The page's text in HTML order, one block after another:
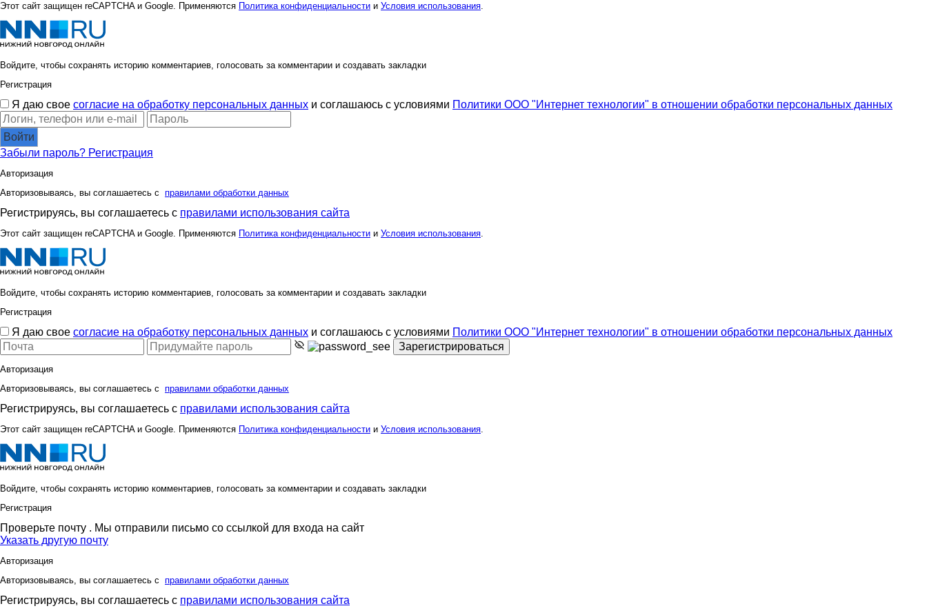
Этот сайт защищен reCAPTCHA и Google. Применяются Политика конфиденциальности и Условия использования.
Войдите, чтобы сохранять историю комментариев, голосовать за комментарии и создавать закладки
Регистрация
Я даю свое согласие на обработку персональных данных и соглашаюсь с условиями Политики ООО "Интернет технологии" в отношении обработки персональных данных
Войти
Забыли пароль? Регистрация
Авторизация
Авторизовываясь, вы соглашаетесь с правилами обработки данных
Регистрируясь, вы соглашаетесь с правилами использования сайта
Этот сайт защищен reCAPTCHA и Google. Применяются Политика конфиденциальности и Условия использования.
Войдите, чтобы сохранять историю комментариев, голосовать за комментарии и создавать закладки
Регистрация
Я даю свое согласие на обработку персональных данных и соглашаюсь с условиями Политики ООО "Интернет технологии" в отношении обработки персональных данных
Зарегистрироваться
Авторизация
Авторизовываясь, вы соглашаетесь с правилами обработки данных
Регистрируясь, вы соглашаетесь с правилами использования сайта
Этот сайт защищен reCAPTCHA и Google. Применяются Политика конфиденциальности и Условия использования.
Войдите, чтобы сохранять историю комментариев, голосовать за комментарии и создавать закладки
Регистрация
Проверьте почту . Мы отправили письмо со ссылкой для входа на сайт
Указать другую почту
Авторизация
Авторизовываясь, вы соглашаетесь с правилами обработки данных
Регистрируясь, вы соглашаетесь с правилами использования сайта